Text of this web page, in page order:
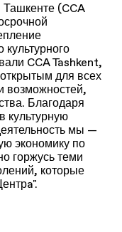
Ташкенте (CCA
культурного
CCA Tashkent,
для всех
возможностей,
Благодаря
культурную
мы —
экономику по
горжусь теми
которые